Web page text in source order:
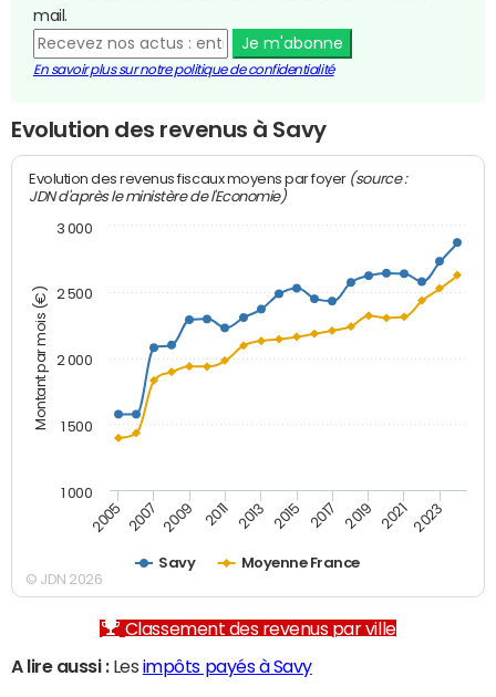
mail.
Je m'abonne
En savoir plus sur notre politique de confidentialité
Evolution des revenus à Savy
Montant par mois (€)
Evolution des revenus fiscaux moyens par foyer (source :
JDN d'après le ministère de l'Economie)
Savy Moyenne France
2005 2007 2009 2011 2013 2015 2017 2019 2021 2023
1 000
1 500
2 000
2 500
3 000
© JDN 2026
Classement des revenus par ville
A lire aussi :Les impôts payés à Savy